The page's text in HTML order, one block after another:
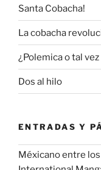
Santa Cobacha!
La cobacha
¿Polemica o tal vez
Dos al hilo
ENTRADAS Y
Méxicano entre